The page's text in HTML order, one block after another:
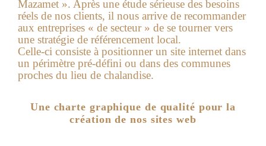
Mazamet ». Après une étude sérieuse des besoins
réels de nos clients, il nous arrive de recommander
aux entreprises « de secteur » de se tourner vers
une stratégie de référencement local.
Celle-ci consiste à positionner un site internet dans
un périmètre pré-défini ou dans des communes
proches du lieu de chalandise.
Une charte graphique de qualité pour la
création de nos sites web